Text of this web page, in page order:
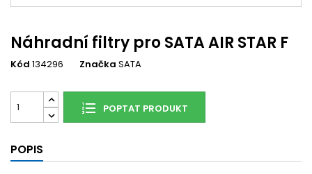
Náhradní filtry pro SATA AIR STAR F
Kód 134296 Značka SATA
POPTAT PRODUKT
POPIS